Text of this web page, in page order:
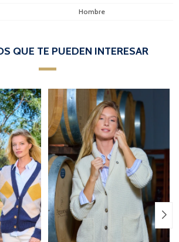
Hombre
QUE TE PUEDEN INTERESAR